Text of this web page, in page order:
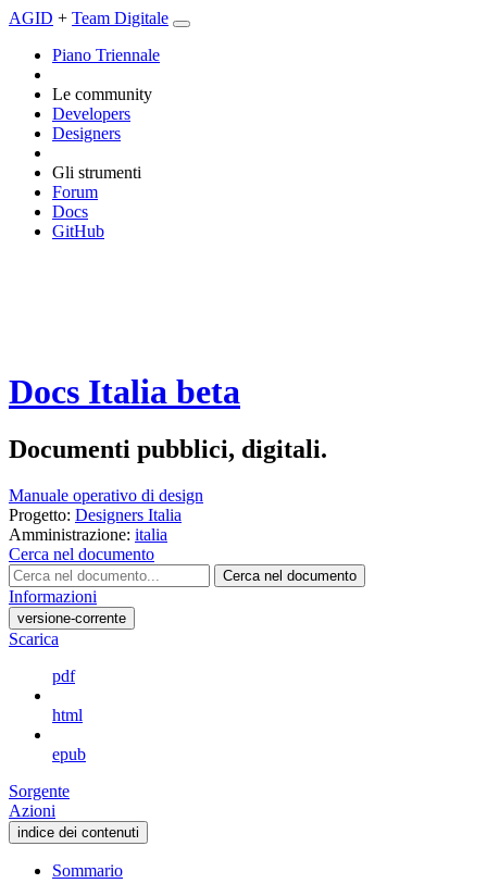
AGID + Team Digitale
Piano Triennale
Le community
Developers
Designers
Gli strumenti
Forum
Docs
GitHub
Docs Italia beta
Documenti pubblici, digitali.
Manuale operativo di design
Progetto: Designers Italia
Amministrazione: italia
Cerca nel documento
Cerca nel documento
Informazioni
versione-corrente
Scarica
pdf
html
epub
Sorgente
Azioni
indice dei contenuti
Sommario